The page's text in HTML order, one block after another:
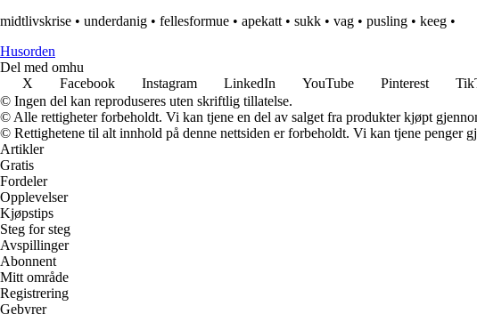
midtlivskrise • underdanig • fellesformue • apekatt • sukk • vag • pusling • keeg •
Husorden
Del med omhu
X
Facebook Instagram LinkedIn YouTube Pinterest
© Ingen del kan reproduseres uten skriftlig tillatelse.
© Alle rettigheter forbeholdt. Vi kan tjene en del av salget fra produkter kjøpt
© Rettighetene til alt innhold på denne nettsiden er forbeholdt. Vi kan tjene penger
Artikler
Gratis
Fordeler
Opplevelser
Kjøpstips
Steg for steg
Avspillinger
Abonnent
Mitt område
Registrering
Gebyrer